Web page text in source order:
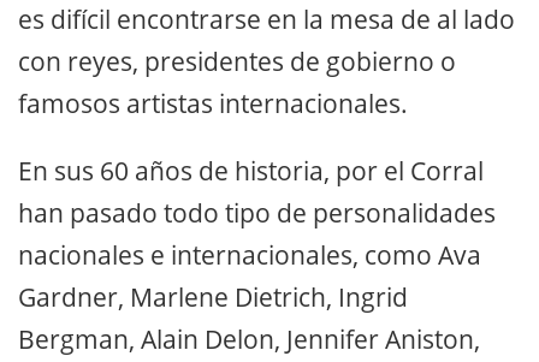
es difícil encontrarse en la mesa de al lado
con reyes, presidentes de gobierno o
famosos artistas internacionales.
En sus 60 años de historia, por el Corral
han pasado todo tipo de personalidades
nacionales e internacionales, como Ava
Gardner, Marlene Dietrich, Ingrid
Bergman, Alain Delon, Jennifer Aniston,